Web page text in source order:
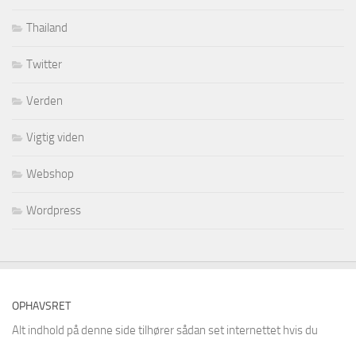
Thailand
Twitter
Verden
Vigtig viden
Webshop
Wordpress
OPHAVSRET
Alt indhold på denne side tilhører sådan set internettet hvis du